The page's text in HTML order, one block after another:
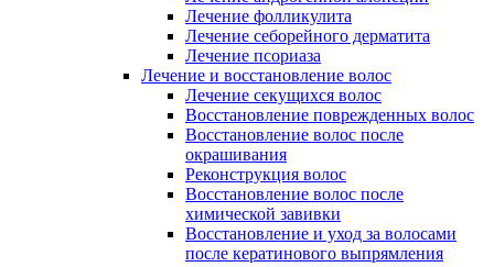
Лечение фолликулита
Лечение себорейного дерматита
Лечение псориаза
Лечение и восстановление волос
Лечение секущихся волос
Восстановление поврежденных волос
Восстановление волос после
окрашивания
Реконструкция волос
Восстановление волос после
химической завивки
Восстановление и уход за волосами
после кератинового выпрямления